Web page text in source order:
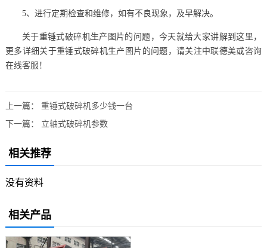
5、进行定期检查和维修，如有不良现象，及早解决。
关于重锤式破碎机生产图片的问题，今天就给大家讲解到这里，
更多详细关于重锤式破碎机生产图片的问题，请关注中联德美或咨询
在线客服！
上一篇： 重锤式破碎机多少钱一台
下一篇： 立轴式破碎机参数
相关推荐
没有资料
相关产品